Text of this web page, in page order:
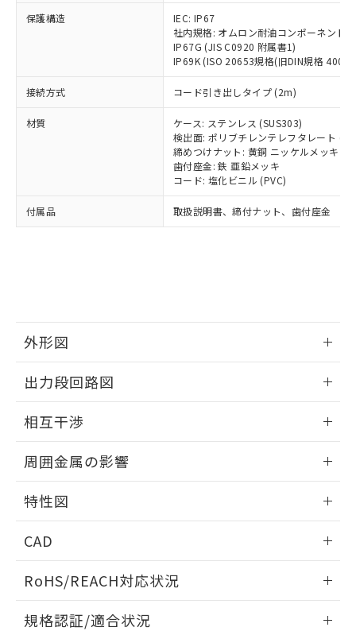
保護構造
IEC: IP67
社内規格: オムロン耐油コンポーネント
IP67G (JIS C0920 附属書1)
IP69K (ISO 20653規格(旧DIN規格
接続方式 コード引き出しタイプ (2m)
材質
ケース: ステンレス (SUS303)
検出面: ポリブチレンテレフタレート
締めつけナット: 黄銅 ニッケルメッキ
歯付座金: 鉄 亜鉛メッキ
コード: 塩化ビニル (PVC)
付属品 取扱説明書、締付ナット、歯付座金
外形図
外形図
出力段回路図
出力段回路図
相互干渉
相互干渉
A: 20mm以上、B: 15mm以上
周囲金属の影響
周囲金属の影響
特性図
検出物体の大きさと材質による影響
CAD
ドすることができます。
RoHS/REACH対応状況
規格認証/適合状況
覧された時点での実際の在庫および標
準価格とは異なる場合があることをご
正式な納期状況および標準価格はお客
様のお取引先、またはお客様担当のオ
ムロン制御機器販売店・当社販売員に
ご相談ください。
オムロン制御機器販売店や当社販売拠
販売ネットワーク
」をご確認
在庫状況および標準価格結果を当社の
事前の承諾なく第三者に漏洩または開
示しないようお願いします。
マイパーツ機能（部品リスト作成サー
および当社の共同利用者が、当社の製
※当社の共同利用者とは、
の共同利用に関して"
の「1.共同利
指します。
ミウム(Cd) 100ppm以下、
六価クロム(Cr(Ⅵ)) 1000ppm以下、ポリ臭化ビフェニル
類(PBB) 1000ppm以下、ポリ臭化ジフェニルエーテル類
(PBDE) 1000ppm以下、フタル酸ビス(2-エチルヘキシ
ル) (DEHP)(別名：DOP) 1000ppm以下、フタル酸ブチ
ルベンジル（BBP） 1000ppm以下、フタル酸ジブチル
（DBP） 1000ppm以下、フタル酸ジイソブチル
(DIBP) 1000ppm以下
但し、RoHS指令で産業用監視および制御機器に対する
フタル酸エステル類の４物質については閾値を超える意
図的な使用がないことを確認しています。
部品在庫の切り替え状況などにより、予定
月が前後することがあります。
とができます。
EU RoHS指令（10物質）の非含有証明書
51物質の非含有証明書（当社基準）
※本証明書は発行日時点で非含有を証明す
るもので、過去に遡って非含有を証明する
また、RoHS指令のフタル酸エステル類４
物質の対応では、対応完了までの期間は出
荷製品に未対応品が混在することから備考
り、2022年1月12日より割愛しておりま
す。
Pb(鉛) :1000ppm、 Hg(水銀) : 1000ppm、 Cd(カドミウ
ム) : 100ppm、
Cr(Ⅵ)(六価クロム) : 1000ppm、 PBBs(ポリ臭化ビフェ
ニル類) : 1000ppm、 PBDEs(ポリ臭化ジフェニルエーテ
DBP(フタル酸ジブチル) : 1000ppm、 DIBP(フタル酸ジ
イソブチル) : 1000ppm、 BBP(フタル酸ブチルベンジ
ル) : 1000ppm、
DEHP(フタル酸ビス(2-エチルヘキシル)) : 1000ppm
※2 環境保護使用期限
「ｅ」：有害物質（10物質）のすべてが基
準値以下であることを示します。
「10」：通常の使用状況下において有害物
質が外部に漏えいし、環境に深刻な影響を
可)を取得するなどの必要な手続きを
当社は規制貨物を破棄する場合は、完
全に破砕するなど、違法に輸出されな
いよう必要な手段を講じます。
当社は貴社製品を、核兵器、ミサイ
ル、化学兵器、生物兵器またはその他
武器並びにこれらの製造装置等に一切
使用いたしません。
当社は、貴社製品を第三者に販売する
場合は、上記1、2および3の内容を当
該第三者に通知します。また当社は、
販売先および販売に係わる関係者が違
法に輸出するおそれがある場合は、取
一定数以上の在庫あり
一定数には満たないが在庫あり
在庫なし(最新の在庫状況につ
いては、お客様のお取引先、ま
たはお客様担当のオムロン制御
機器販売店・当社販売員にご確
認ください)
受注生産機種、また在庫状況の